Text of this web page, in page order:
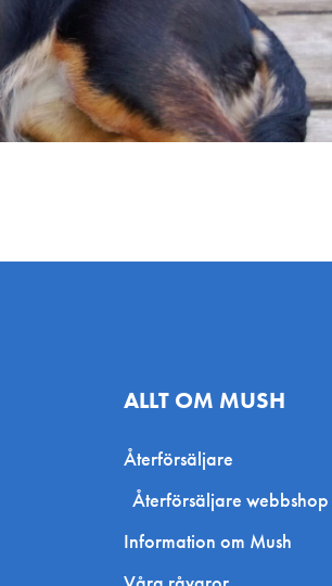
ALLT OM MUSH
Återförsäljare
Återförsäljare webbshop
Information om Mush